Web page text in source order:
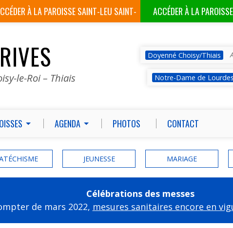
À LAPAROISSE SAINT-LEU SAINT-
ACCÉDER À LA
le-Roi – Thiais
Doyenné Choisy/Thiais
Notre-Dame de Lourdes
AGENDA PHOTOS CONTACT
JEUNESSE MARIAGE
Célébrations des messes
de mars 2022, mesures sanitaires encore en